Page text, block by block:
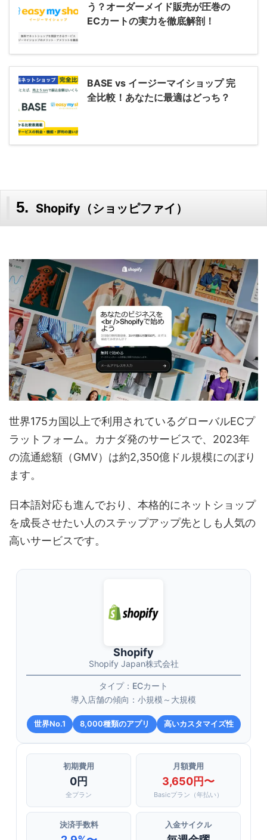
う？オーダーメイド販売が圧巻の
ECカートの実力を徹底解剖！
BASE vs イージーマイショップ 完
全比較！あなたに最適はどっち？
Shopify（ショッピファイ）
世界175カ国以上で利用されているグローバルECプ
ラットフォーム。カナダ発のサービスで、2023年
の流通総額（GMV）は約2,350億ドル規模にのぼり
ます。
日本語対応も進んでおり、本格的にネットショップ
を成長させたい人のステップアップ先としも人気の
高いサービスです。
Shopify
Shopify Japan株式会社
タイプ：ECカート
導入店舗の傾向：小規模～大規模
世界No.1 8,000種類のアプリ 高いカスタマイズ性
初期費用
0円
全プラン
月額費用
3,650円〜
Basicプラン（年払い）
決済手数料 入金サイクル